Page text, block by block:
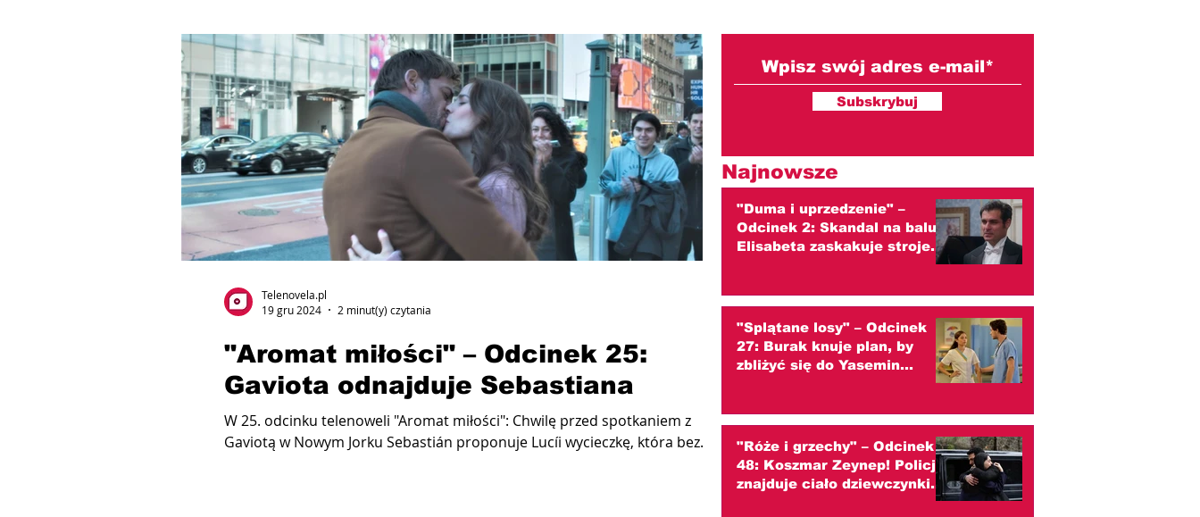
"Aromat miłości" – Odcinek 25:
Gaviota odnajduje Sebastiana
W 25. odcinku telenoweli "Aromat miłości": Chwilę przed spotkaniem z
Gaviotą w Nowym Jorku Sebastián proponuje Lucíi wycieczkę, która bez...
Telenovela.pl
19 gru 2024
2 minut(y) czytania
Subskrybuj
Najnowsze
"Duma i uprzedzenie" –
Odcinek 2: Skandal na balu!
Elisabeta zaskakuje strojem
"Splątane losy" – Odcinek
27: Burak knuje plan, by
zbliżyć się do Yasemin
"Róże i grzechy" – Odcinek
48: Koszmar Zeynep! Policja
znajduje ciało dziewczynki.
Czy to Kader? (streszczenie)